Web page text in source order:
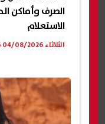
الصرف وأماكن
الاستعلام
الثلاثاء 04/08/2026 09:16 م